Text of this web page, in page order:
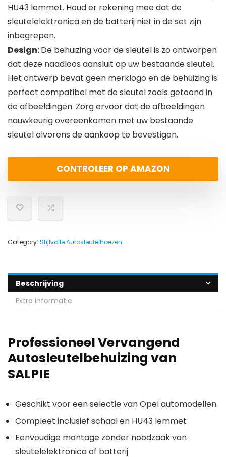
HU43 lemmet. Houd er rekening mee dat de
sleutelelektronica en de batterij niet in de set zijn
inbegrepen.
Design:De behuizing voor de sleutel is zo ontworpen
dat deze naadloos aansluit op uw bestaande sleutel.
Het ontwerp bevat geen merklogo en de behuizing is
perfect compatibel met de sleutel zoals getoond in
de afbeeldingen. Zorg ervoor dat de afbeeldingen
nauwkeurig overeenkomen met uw bestaande
sleutel alvorens de aankoop te bevestigen.
CONTROLEER OP AMAZON
Category: Stijlvolle Autosleutelhoezen
Beschrijving
Extra informatie
Professioneel Vervangend
Autosleutelbehuizing van
SALPIE
Geschikt voor een selectie van Opel automodellen
Compleet inclusief schaal en HU43 lemmet
Eenvoudige montage zonder noodzaak van
sleutelelektronica of batterij